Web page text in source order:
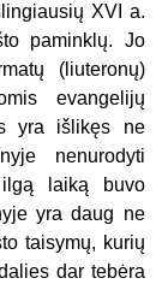
XVI a.
paminklų. Jo
(liuteronų)
evangelijų
yra išlikęs ne
nenurodyti
laiką buvo
yra daug ne
taisymų, kurių
dar tebėra